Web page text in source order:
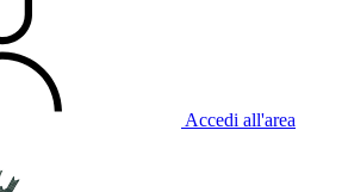
Accedi all'area